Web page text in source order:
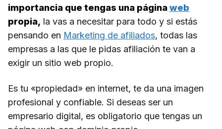
importancia que tengas una páginaweb
propia, la vas a necesitar para todo y si estás
pensando en Marketing de afiliados, todas las
empresas a las que le pidas afiliación te van a
exigir un sitio web propio.
Es tu «propiedad» en internet, te da una imagen
profesional y confiable. Si deseas ser un
empresario digital, es obligatorio que tengas un